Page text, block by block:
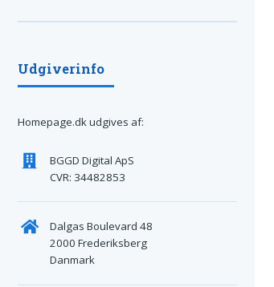
Udgiverinfo
Homepage.dk udgives af:
BGGD Digital ApS
CVR: 34482853
Dalgas Boulevard 48
2000 Frederiksberg
Danmark